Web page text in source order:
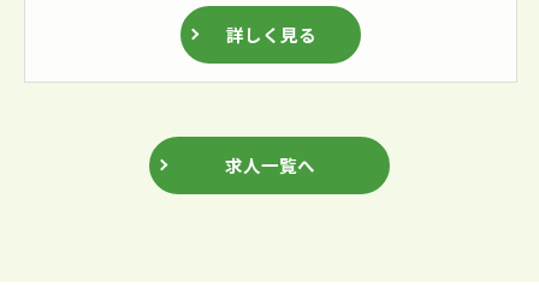
詳しく見る
求人一覧へ